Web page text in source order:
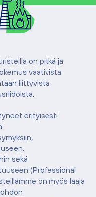
on pitkä ja
vaativista
liittyvistä
erityisesti
sekä
(Professional
on myös laaja